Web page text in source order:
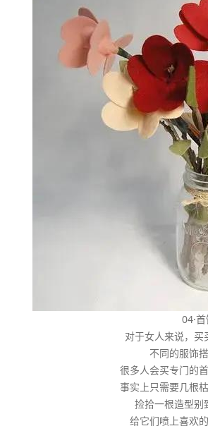
04·
对于女人来说，买
不同的服饰
很多人会买专门的
事实上只需要几根
捡拾一根造型别
给它们喷上喜欢